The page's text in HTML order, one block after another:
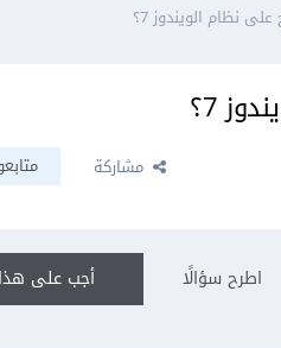
نظام الويندوز 7؟
7؟
مشاركة
أجب على اطرح سؤالًا